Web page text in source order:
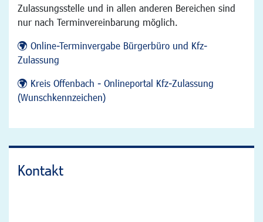
Zulassungsstelle und in allen anderen Bereichen sind
nur nach Terminvereinbarung möglich.
Online-Terminvergabe Bürgerbüro und Kfz-
Zulassung
Kreis Offenbach - Onlineportal Kfz-Zulassung
(Wunschkennzeichen)
Kontakt